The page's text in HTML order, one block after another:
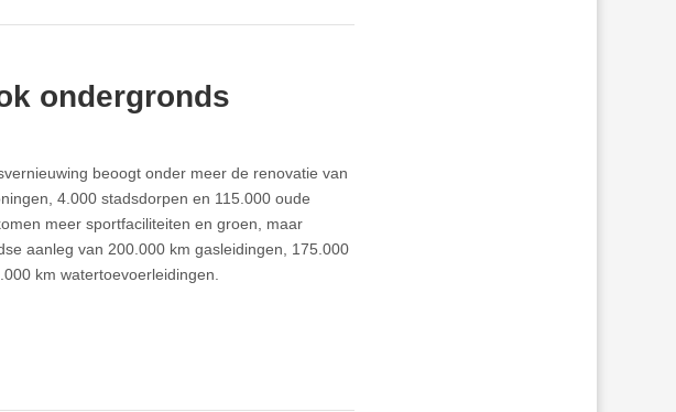
ondergronds
beoogt onder meer de renovatie van
4.000 stadsdorpen en 115.000 oude
meer sportfaciliteiten en groen, maar
aanleg van 200.000 km gasleidingen, 175.000
km watertoevoerleidingen.